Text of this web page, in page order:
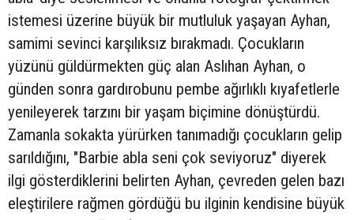
istemesi üzerine büyük bir mutluluk yaşayan Ayhan,
samimi sevinci karşılıksız bırakmadı. Çocukların
yüzünü güldürmekten güç alan Aslıhan Ayhan, o
günden sonra gardırobunu pembe ağırlıklı kıyafetlerle
yenileyerek tarzını bir yaşam biçimine dönüştürdü.
Zamanla sokakta yürürken tanımadığı çocukların gelip
sarıldığını, "Barbie abla seni çok seviyoruz" diyerek
ilgi gösterdiklerini belirten Ayhan, çevreden gelen bazı
eleştirilere rağmen gördüğü bu ilginin kendisine büyük